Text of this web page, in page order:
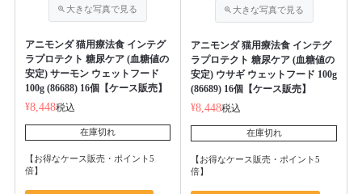
アニモンダ 猫用療法食 インテグ
ラプロテクト 糖尿ケア (血糖値の
安定) サーモン ウェットフード
100g (86688) 16個【ケース販売】
¥8,448税込
在庫切れ
【お得なケース販売・ポイント5
倍】
アニモンダ 猫用療法食 インテグ
ラプロテクト 糖尿ケア (血糖値の
安定) ウサギ ウェットフード 100g
(86689) 16個【ケース販売】
¥8,448税込
在庫切れ
【お得なケース販売・ポイント5
倍】